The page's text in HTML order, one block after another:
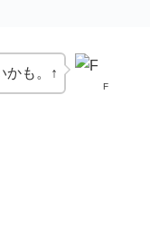
F
かも。↑